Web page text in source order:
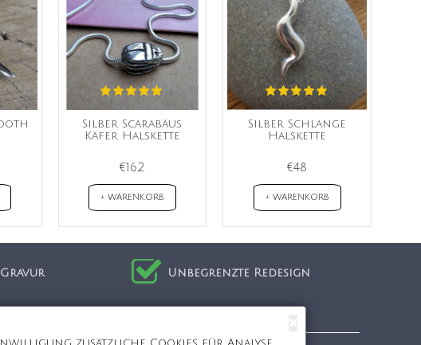
Silber Scarabäus
Käfer Halskette
€162
+ WARENKORB
Silber Schlange
Halskette
€48
+ WARENKORB
Unbegrenzte Redesign